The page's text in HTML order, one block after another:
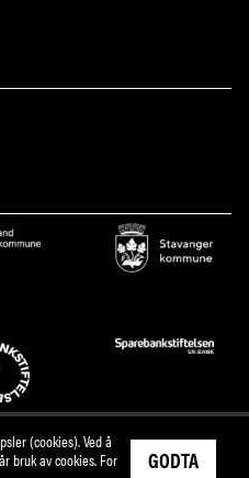
(cookies). Ved å
bruk av cookies. For
GODTA